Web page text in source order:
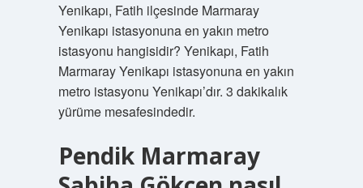
Yenikapı, Fatih ilçesinde Marmaray
Yenikapı istasyonuna en yakın metro
istasyonu hangisidir? Yenikapı, Fatih
Marmaray Yenikapı istasyonuna en yakın
metro istasyonu Yenikapı’dır. 3 dakikalık
yürüme mesafesindedir.
Pendik Marmaray